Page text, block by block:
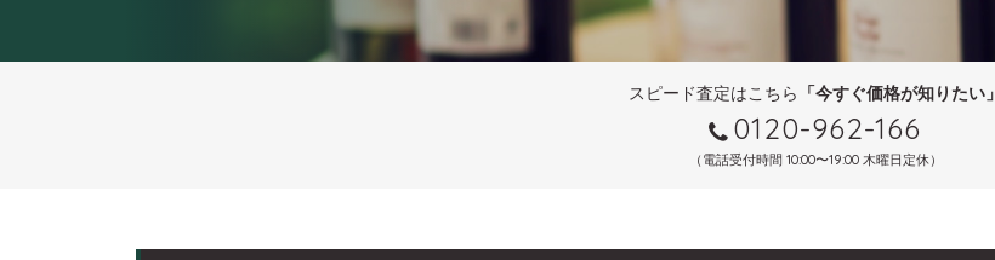
スピード査定はこちら 「今すぐ価格が知りたい」
0120-962-166
（電話受付時間 10:00〜19:00 木曜日定休）